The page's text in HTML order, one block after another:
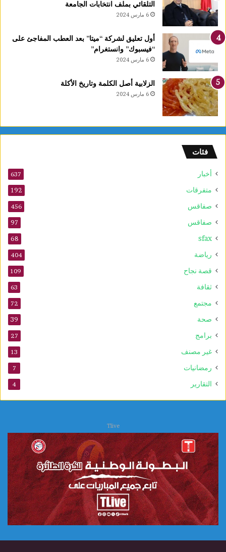
التلقائي بملف انتخابات الجامعة
6 مارس 2024
أول تعليق لشركة “ميتا” بعد العطب المفاجئ على
“فيسبوك” وانستغرام”
6 مارس 2024
الزلابية أصل الكلمة وتاريخ الأكلة
6 مارس 2024
فئات
أخبار 637
متفرقات 192
صفاقس 456
صفاقس 97
sfax
68
رياضة 404
قصة نجاح 109
ثقافة 63
مجتمع 72
صحة 39
برامج 27
غير مصنف 13
رمضانيات 7
التقارير 4
Tlive